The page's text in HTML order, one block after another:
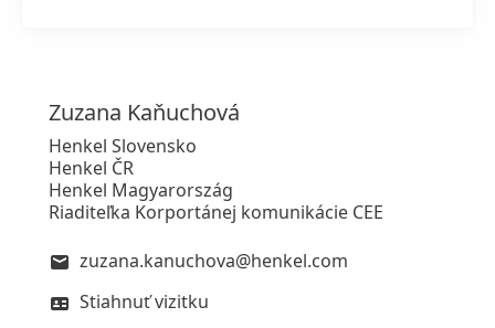
Zuzana Kaňuchová
Henkel Slovensko
Henkel ČR
Henkel Magyarország
Riaditeľka Korportánej komunikácie CEE
zuzana.kanuchova@henkel.com
Stiahnuť vizitku